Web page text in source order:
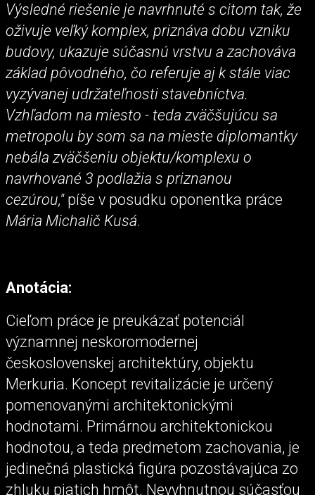
Výsledné riešenie je navrhnuté s citom tak, že
oživuje veľký komplex, priznáva dobu vzniku
budovy, ukazuje súčasnú vrstvu a zachováva
základ pôvodného, čo referuje aj k stále viac
vyzývanej udržateľnosti stavebníctva.
Vzhľadom na miesto - teda zväčšujúcu sa
metropolu by som sa na mieste diplomantky
nebála zväčšeniu objektu/komplexu o
navrhované 3 podlažia s priznanou
cezúrou," píše v posudku oponentka práce
Mária Michalič Kusá.
Anotácia:
Cieľom práce je preukázať potenciál
významnej neskoromodernej
československej architektúry, objektu
Merkuria. Koncept revitalizácie je určený
pomenovanými architektonickými
hodnotami. Primárnou architektonickou
hodnotou, a teda predmetom zachovania, je
jedinečná plastická figúra pozostávajúca zo
zhluku piatich hmôt. Nevyhnutnou súčasťou